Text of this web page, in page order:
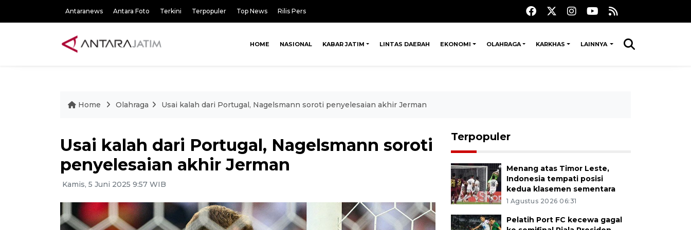
Antaranews Antara Foto Terkini Terpopuler Top News Rilis Pers
HOME NASIONAL KABAR JATIM LINTAS DAERAH EKONOMI OLAHRAGA KARKHAS LAINNYA
Home Olahraga Usai kalah dari Portugal, Nagelsmann soroti penyelesaian akhir Jerman
Usai kalah dari Portugal, Nagelsmann soroti
penyelesaian akhir Jerman
Kamis, 5 Juni 2025 9:57 WIB
Terpopuler
Menang atas Timor Leste,
Indonesia tempati posisi
kedua klasemen sementara
1 Agustus 2026 06:31
Pelatih Port FC kecewa gagal